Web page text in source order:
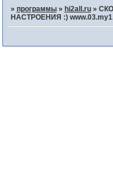
» программы » hi2all.ru »
НАСТРОЕНИЯ :)